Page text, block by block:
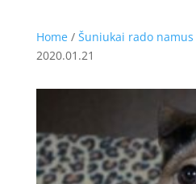
Home/ Šuniukai rado namus
2020.01.21